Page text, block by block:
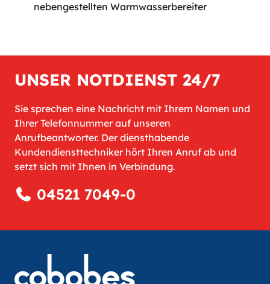
nebengestellten Warmwasserbereiter
UNSER NOTDIENST 24/7
Sie sprechen eine Nachricht mit Ihrem Namen und
Ihrer Telefonnummer auf unseren
Anrufbeantworter. Der diensthabende
Kundendiensttechniker hört Ihren Anruf ab und
setzt sich mit Ihnen in Verbindung.
04521 7049-0